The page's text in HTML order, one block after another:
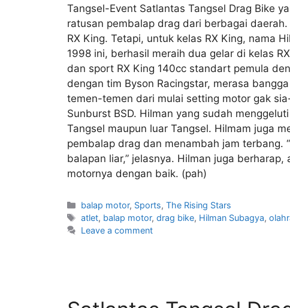
Tangsel-Event Satlantas Tangsel Drag Bike
ratusan pembalap drag dari berbagai
RX King. Tetapi, untuk kelas RX King, nama
1998 ini, berhasil meraih dua gelar di kelas
dan sport RX King 140cc standart pemula
dengan tim Byson Racingstar, merasa
temen-temen dari mulai setting motor gak
Sunburst BSD. Hilman yang sudah
Tangsel maupun luar Tangsel. Hilmam juga
pembalap drag dan menambah jam terbang.
balapan liar,” jelasnya. Hilman juga
motornya dengan baik. (pah)
balap motor, Sports,The Rising Stars
atlet, balap motor,drag bike, Hilman Subagya,
Leave a comment